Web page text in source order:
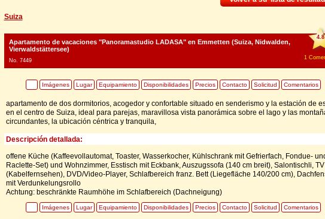
Suiza
4.8
1
Apartamento de vacaciones "Panoramastudio LADASA"en Emmetten (Suiza, Nidwalden,
Vierwaldstättersee)
No. 7449
Imágenes Lugar Equipamiento Disponibilidades Precios Contacto Solicitud Comentarios
apartamento de dos dormitorios, acogedor y confortable situado en senderismo y la estación de
en el centro de Suiza, ideal para parejas, maravillosa vista panorámica sobre el lago y las
circundantes, la ubicación céntrica y tranquila,
Descripción detallada:
offene Küche (Kaffeevollautomat, Toaster, Wasserkocher, Kühlschrank mit Gefrierfach, Fondue-
Raclette-Set) und Wohnzimmer, Esstisch mit Eckbank, Auszugssofa (140 cm breit), Salontischli, TV
(Kabelfernsehen), DVD/Video-Player, Schlafbereich franz. Bett (Liegefläche 140/200 cm),
mit Verdunkelungsrollo
Achtung: beschränkte Raumhöhe im Schlafbereich (Dachneigung)
Imágenes Lugar Equipamiento Disponibilidades Precios Contacto Solicitud Comentarios